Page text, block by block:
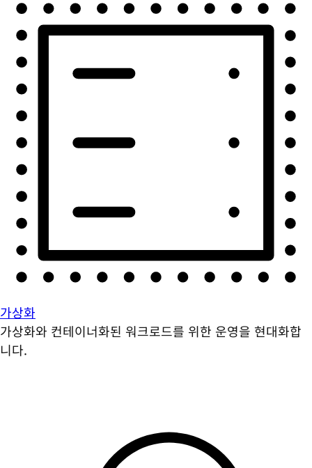
가상화
가상화와 컨테이너화된 워크로드를 위한 운영을 현대화합
니다.